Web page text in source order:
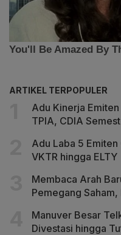
ARTIKEL TERPOPULER
Adu Kinerja
TPIA, CDIA
Adu Laba 5 Emiten
VKTR hingga ELTY
Membaca Arah
Pemegang
Manuver Besar
Divestasi hingga